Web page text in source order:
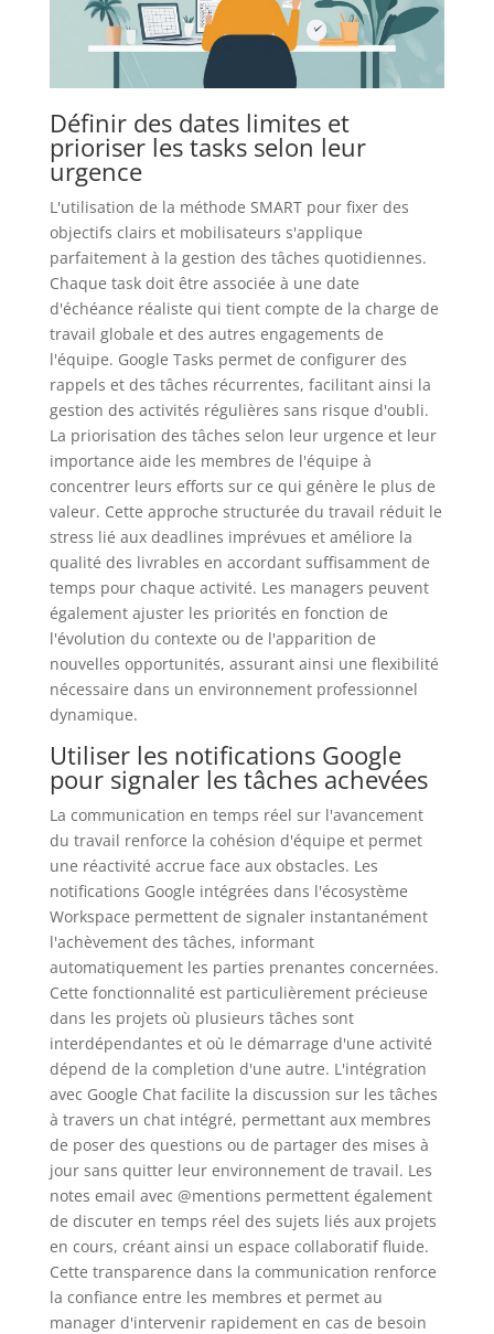
Définir des dates limites et
prioriser les tasks selon leur
urgence
L'utilisation de la méthode SMART pour fixer des
objectifs clairs et mobilisateurs s'applique
parfaitement à la gestion des tâches quotidiennes.
Chaque task doit être associée à une date
d'échéance réaliste qui tient compte de la charge de
travail globale et des autres engagements de
l'équipe. Google Tasks permet de configurer des
rappels et des tâches récurrentes, facilitant ainsi la
gestion des activités régulières sans risque d'oubli.
La priorisation des tâches selon leur urgence et leur
importance aide les membres de l'équipe à
concentrer leurs efforts sur ce qui génère le plus de
valeur. Cette approche structurée du travail réduit le
stress lié aux deadlines imprévues et améliore la
qualité des livrables en accordant suffisamment de
temps pour chaque activité. Les managers peuvent
également ajuster les priorités en fonction de
l'évolution du contexte ou de l'apparition de
nouvelles opportunités, assurant ainsi une flexibilité
nécessaire dans un environnement professionnel
dynamique.
Utiliser les notifications Google
pour signaler les tâches achevées
La communication en temps réel sur l'avancement
du travail renforce la cohésion d'équipe et permet
une réactivité accrue face aux obstacles. Les
notifications Google intégrées dans l'écosystème
Workspace permettent de signaler instantanément
l'achèvement des tâches, informant
automatiquement les parties prenantes concernées.
Cette fonctionnalité est particulièrement précieuse
dans les projets où plusieurs tâches sont
interdépendantes et où le démarrage d'une activité
dépend de la completion d'une autre. L'intégration
avec Google Chat facilite la discussion sur les tâches
à travers un chat intégré, permettant aux membres
de poser des questions ou de partager des mises à
jour sans quitter leur environnement de travail. Les
notes email avec @mentions permettent également
de discuter en temps réel des sujets liés aux projets
en cours, créant ainsi un espace collaboratif fluide.
Cette transparence dans la communication renforce
la confiance entre les membres et permet au
manager d'intervenir rapidement en cas de besoin